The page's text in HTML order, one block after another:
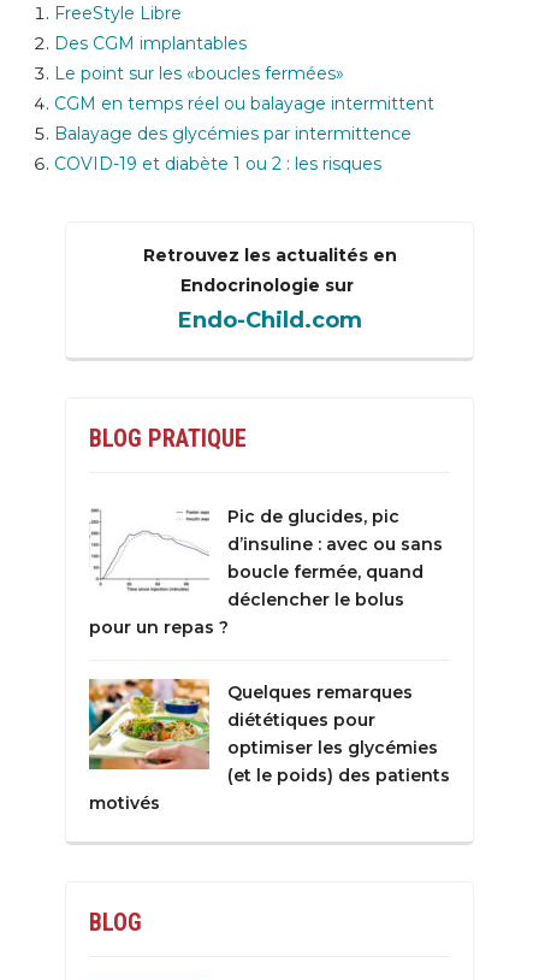
FreeStyle Libre
Des CGM implantables
Le point sur les «boucles fermées»
CGM en temps réel ou balayage intermittent
Balayage des glycémies par intermittence
COVID-19 et diabète 1 ou 2 : les risques
Retrouvez les actualités en
Endocrinologie sur
Endo-Child.com
BLOG PRATIQUE
Pic de glucides, pic
d’insuline : avec ou sans
boucle fermée, quand
déclencher le bolus
pour un repas ?
Quelques remarques
diététiques pour
optimiser les glycémies
(et le poids) des patients
motivés
BLOG